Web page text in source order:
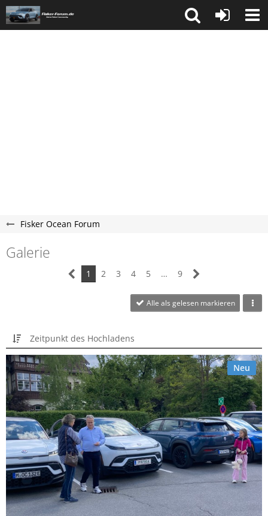
Fisker Ocean Forum
Galerie
1 2 3 4 5 … 9
Alle als gelesen markieren
Zeitpunkt des Hochladens
Neu